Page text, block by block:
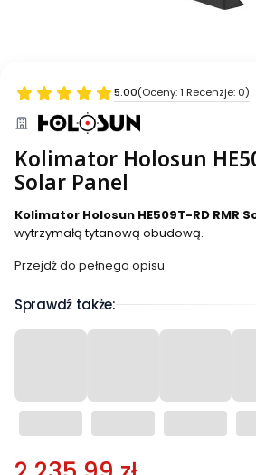
5.00(Oceny: 1 Recenzje: 0)
Kolimator Holosun
Solar Panel
Kolimator Holosun HE509T-RD RMR
wytrzymałą tytanową obudową.
Przejdź do pełnego opisu
Sprawdź także: